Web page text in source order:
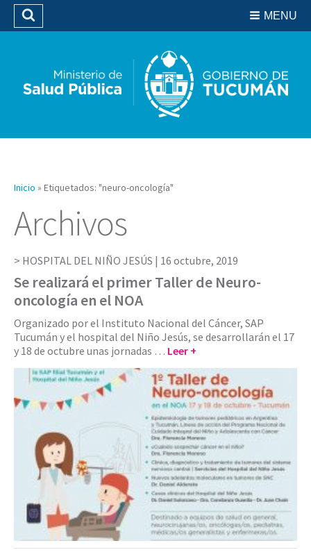
Biblioteca
MENU
Buscar
Inicio » Etiquetados: "neuro-oncología"
Archivos
HOSPITAL DEL NIÑO JESÚS | 16 octubre, 2019
Se realizará el primer Taller de Neuro-
oncología en el NOA
Organizado por el Instituto Nacional del Cáncer, SAP
Tucumán y el hospital del Niño Jesús, se desarrollarán el 17
y 18 de octubre unas jornadas … Leer +